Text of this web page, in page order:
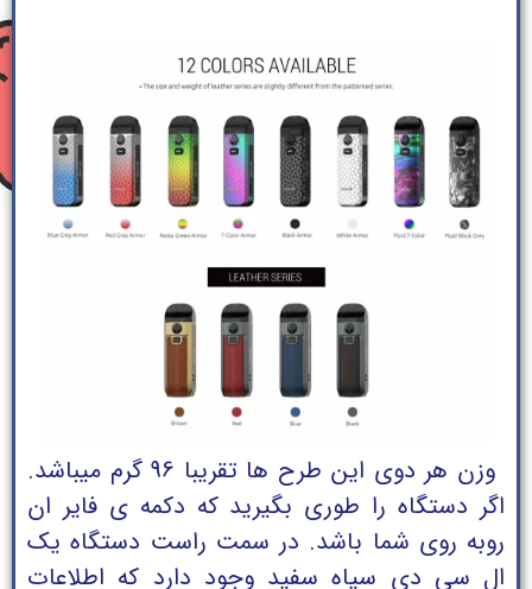
وزن هر دوی این طرح ها تقریبا 96 گرم میباشد.
اگر دستگاه را طوری بگیرید که دکمه ی فایر ان
روبه روی شما باشد. در سمت راست دستگاه یک
ال سی دی سیاه سفید وجود دارد که اطلاعات